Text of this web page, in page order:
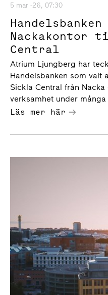
5 mar -26, 07:30
Nackakontor
Central
Atrium Ljungberg har
Handelsbanken som valt
Sickla Central från
verksamhet under många
Läs mer här